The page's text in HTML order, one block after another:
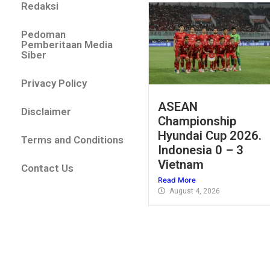
Redaksi
Pedoman
Pemberitaan Media
Siber
Privacy Policy
Disclaimer
Terms and Conditions
Contact Us
ASEAN
Championship
Hyundai Cup 2026.
Indonesia 0 – 3
Vietnam
Read More
August 4, 2026